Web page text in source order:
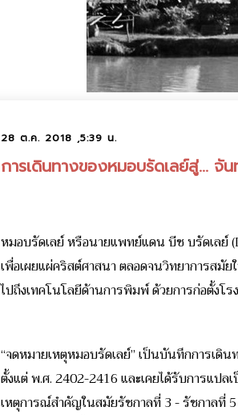
28 ต.ค. 2018 ,5:39 น.
การเดินทางของหมอบรัดเลย์สู่... จั
หมอบรัดเลย์ หรือนายแพทย์แดน บีช บรัดเลย์
เพื่อเผยแผ่คริสต์ศาสนา ตลอดจนวิทยาการส
ไปถึงเทคโนโลยีด้านการพิมพ์ ด้วยการก่อตั้งโ
“จดหมายเหตุหมอบรัดเลย์” เป็นบันทึกการเดิ
ตั้งแต่ พ.ศ. 2402-2416 และเคยได้รับการแปล
เหตุการณ์สำคัญในสมัยรัชกาลที่ 3 - รัชกาลที่ 5